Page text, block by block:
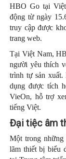
HBO Go tại
động từ ngày
truy cập được
trang web.
Tại Việt Nam,
người yêu thích
trình tự sản
dụng được tích
VieOn, hỗ trợ
tiếng Việt.
Đại tiệc âm
Một trong những
lãm thiết bị biểu